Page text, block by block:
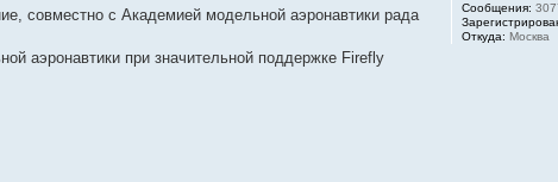
совместно с Академией модельной аэронавтики рада
аэронавтики при значительной поддержке Firefly
Сообщения:
Откуда: Москва